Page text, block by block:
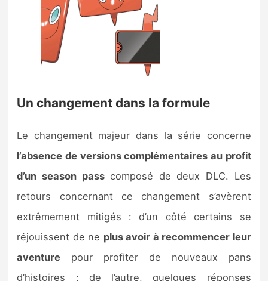
Un changement dans la formule
Le changement majeur dans la série concerne
l’absence de versions complémentaires au profit
d’un season passcomposé de deux DLC. Les
retours concernant ce changement s’avèrent
extrêmement mitigés : d’un côté certains se
réjouissent de ne plus avoir à recommencer leur
aventure pour profiter de nouveaux pans
d’histoires ; de l’autre, quelques réponses